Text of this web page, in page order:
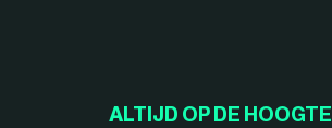
ALTIJD OP DE HOOGTE